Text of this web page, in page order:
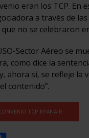
eran los TCP. En
a través de
no se celebraron
Sector Aéreo se
como dice la
ahora sí, se refleje la
contenido”.
TCP RYANAIR